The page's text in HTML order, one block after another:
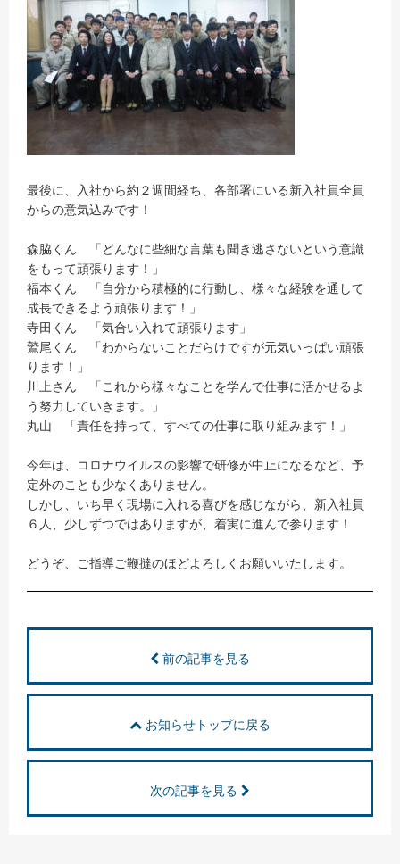
最後に、入社から約２週間経ち、各部署にいる新入社員全員
からの意気込みです！
森脇くん 「どんなに些細な言葉も聞き逃さないという意識
をもって頑張ります！」
福本くん 「自分から積極的に行動し、様々な経験を通して
成長できるよう頑張ります！」
寺田くん 「気合い入れて頑張ります」
鷲尾くん 「わからないことだらけですが元気いっぱい頑張
ります！」
川上さん 「これから様々なことを学んで仕事に活かせるよ
う努力していきます。」
丸山 「責任を持って、すべての仕事に取り組みます！」
今年は、コロナウイルスの影響で研修が中止になるなど、予
定外のことも少なくありません。
しかし、いち早く現場に入れる喜びを感じながら、新入社員
６人、少しずつではありますが、着実に進んで参ります！
どうぞ、ご指導ご鞭撻のほどよろしくお願いいたします。
前の記事を見る
お知らせトップに戻る
次の記事を見る